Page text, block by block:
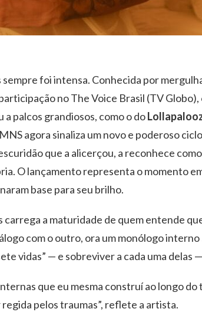
sempre foi intensa. Conhecida por
no The Voice Brasil (TV
palcos grandiosos, como o do
agora sinaliza um novo e poderoso
que a alicerçou, a reconhece
O lançamento representa o momento
base para seu brilho.
carrega a maturidade de quem entende
com o outro, ora um monólogo
vidas” — e sobreviver a cada uma delas
que eu mesma construí ao longo
pelos traumas”, reflete a artista.